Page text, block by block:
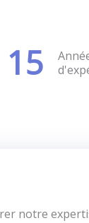
15
notre